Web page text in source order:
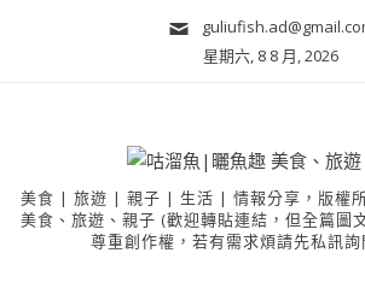
星期六, 8 8 月, 2026
美食 | 旅遊 | 親子 | 生活 | 情報分享，版權
美食、旅遊、親子 (歡迎轉貼連結，但全篇圖
尊重創作權，若有需求煩請先私訊